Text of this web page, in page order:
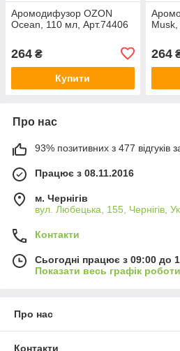
Аромодифузор OZON
Ocean, 110 мл, Арт.74406
264 ₴
Купити
Musk,
264
Про нас
93% позитивних з 477 відгуків
Працює з 08.11.2016
м. Чернігів
вул. Любецька, 155, Чернігів,
Контакти
Сьогодні працює з 09:00 до
Показати весь графік роботи
Про нас
Контакти